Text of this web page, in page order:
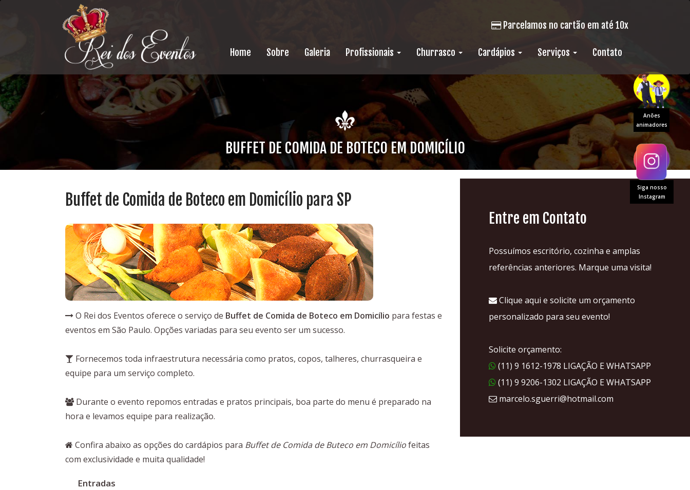
Anões
animadores
Siga nosso
Instagram
Home Sobre Galeria Profissionais Churrasco Cardápios Serviços Contato
Parcelamos no cartão em até 10x
BUFFET DE COMIDA DE BOTECO EM DOMICÍLIO
Buffet de Comida de Boteco em Domicílio para SP
O Rei dos Eventos oferece o serviço de Buffet de Comida de Boteco em Domicílio para festas e
eventos em São Paulo. Opções variadas para seu evento ser um sucesso.
Fornecemos toda infraestrutura necessária como pratos, copos, talheres, churrasqueira e
equipe para um serviço completo.
Durante o evento repomos entradas e pratos principais, boa parte do menu é preparado na
hora e levamos equipe para realização.
Confira abaixo as opções do cardápios para Buffet de Comida de Buteco em Domicíliofeitas
com exclusividade e muita qualidade!
Entradas
Entre em Contato
Possuímos escritório, cozinha e amplas
referências anteriores. Marque uma visita!
Clique aqui e solicite um orçamento
personalizado para seu evento!
Solicite orçamento:
(11) 9 1612-1978 LIGAÇÃO E WHATSAPP
(11) 9 9206-1302 LIGAÇÃO E WHATSAPP
marcelo.sguerri@hotmail.com